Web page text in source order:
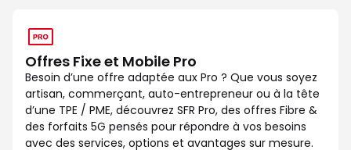
Offres Fixe et Mobile Pro
Besoin d’une offre adaptée aux Pro ? Que vous soyez
artisan, commerçant, auto-entrepreneur ou à la tête
d’une TPE / PME, découvrez SFR Pro, des offres Fibre &
des forfaits 5G pensés pour répondre à vos besoins
avec des services, options et avantages sur mesure.